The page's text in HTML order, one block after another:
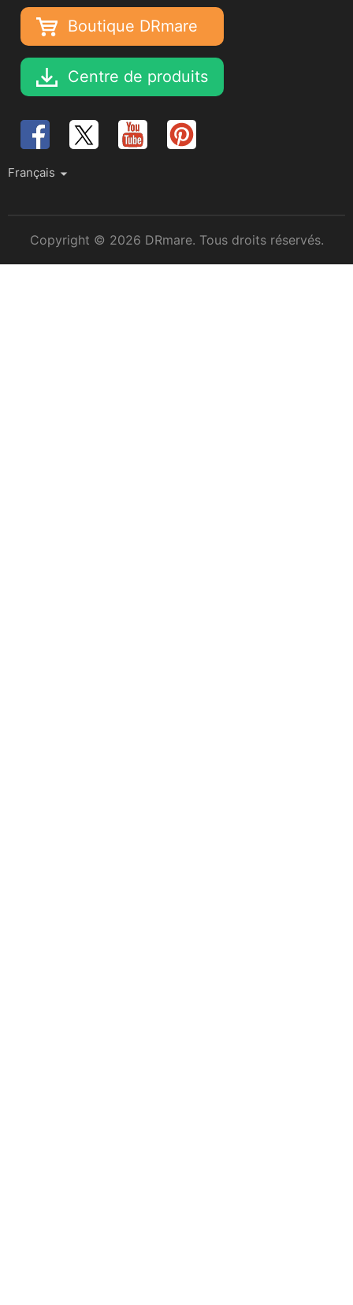
Boutique DRmare
Centre de produits
Français
Conditions d'utilisation
Déclaration de droits d'auteur
Entreprise
Tutoriels
Mise à niveau et remboursement
FAQ
S'abonner
Copyright © 2026 DRmare. Tous droits réservés.